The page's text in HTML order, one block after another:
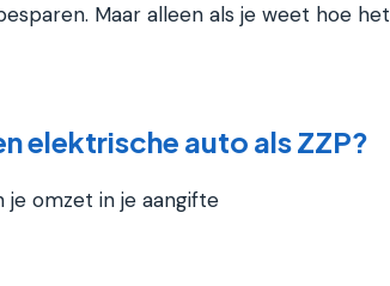
Maar alleen als je weet hoe het
elektrische auto als ZZP?
je omzet in je aangifte